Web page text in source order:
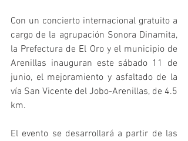
Con un concierto internacional gratuito a
cargo de la agrupación Sonora Dinamita,
la Prefectura de El Oro y el municipio de
Arenillas inauguran este sábado 11 de
junio, el mejoramiento y asfaltado de la
vía San Vicente del Jobo-Arenillas, de 4.5
km.
El evento se desarrollará a partir de las